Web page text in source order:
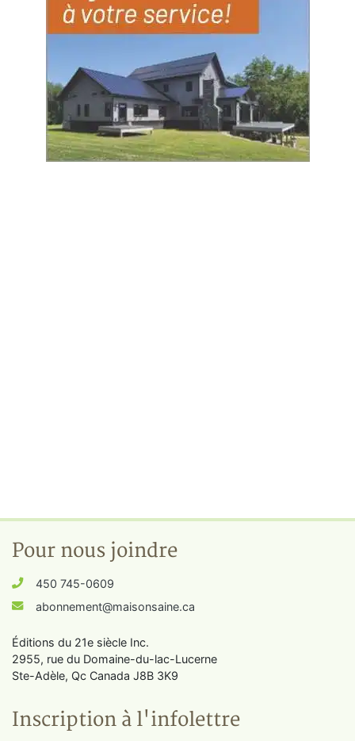
Pour nous joindre
450 745-0609
abonnement@maisonsaine.ca
Éditions du 21e siècle Inc.
2955, rue du Domaine-du-lac-Lucerne
Ste-Adèle, Qc Canada J8B 3K9
Inscription à l'infolettre